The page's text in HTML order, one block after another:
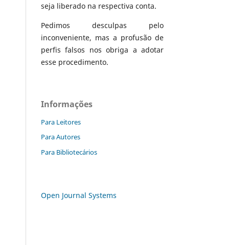
seja liberado na respectiva conta.
Pedimos desculpas pelo
inconveniente, mas a profusão de
perfis falsos nos obriga a adotar
esse procedimento.
Informações
Para Leitores
Para Autores
Para Bibliotecários
Open Journal Systems